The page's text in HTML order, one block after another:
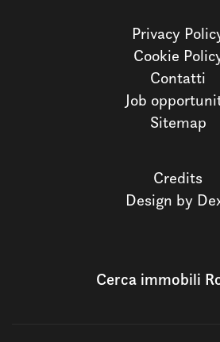
Privacy
Cookie
Contatti
Job
Sitemap
Credits
Design by
Cerca immobili